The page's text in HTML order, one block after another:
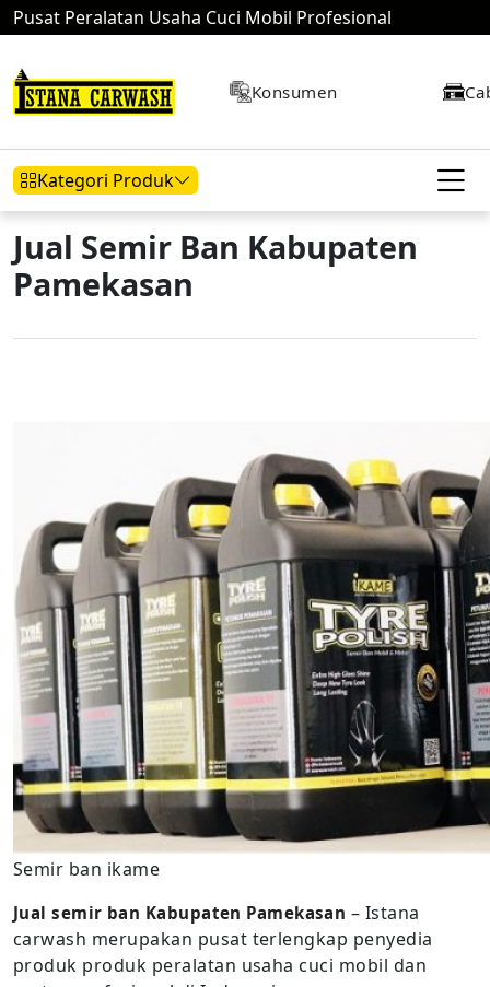
Pusat Peralatan Usaha Cuci Mobil Profesional
Konsumen
Kategori Produk
Hidrolik Mobil Hidrolik Motor
Jual Semir Ban Kabupaten
Pamekasan
Semir ban ikame
Jual semir ban Kabupaten Pamekasan – Istana
carwash merupakan pusat terlengkap penyedia
produk produk peralatan usaha cuci mobil dan